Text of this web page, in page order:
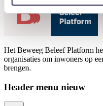
Het Beweeg Beleef Platform
organisaties om inwoners op
brengen.
Header menu nieuw